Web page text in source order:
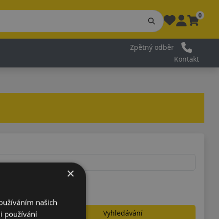
0
Zpětný odběr
Kontakt
Vyhledávání
×
našich
používání